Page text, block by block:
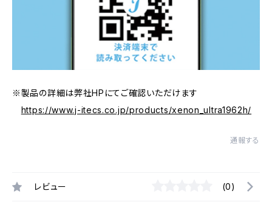
※製品の詳細は弊社HPにてご確認いただけます
https://www.j-itecs.co.jp/products/xenon_ultra1962h/
通報する
レビュー (0)